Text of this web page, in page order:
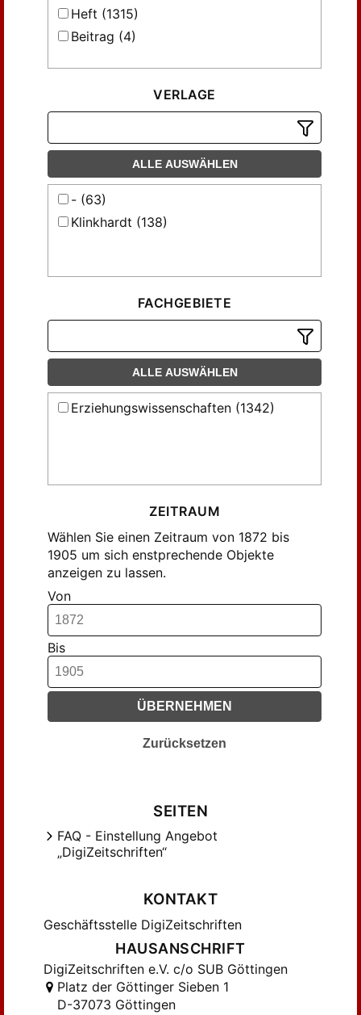
Heft (1315)
Beitrag (4)
VERLAGE
ALLE AUSWÄHLEN
- (63)
Klinkhardt (138)
FACHGEBIETE
ALLE AUSWÄHLEN
Erziehungswissenschaften (1342)
ZEITRAUM
Wählen Sie einen Zeitraum von 1872 bis
1905 um sich enstprechende Objekte
anzeigen zu lassen.
Von
Bis
ÜBERNEHMEN
Zurücksetzen
SEITEN
FAQ - Einstellung Angebot
„DigiZeitschriften“
KONTAKT
Geschäftsstelle DigiZeitschriften
HAUSANSCHRIFT
DigiZeitschriften e.V. c/o SUB Göttingen
Platz der Göttinger Sieben 1
D-37073 Göttingen